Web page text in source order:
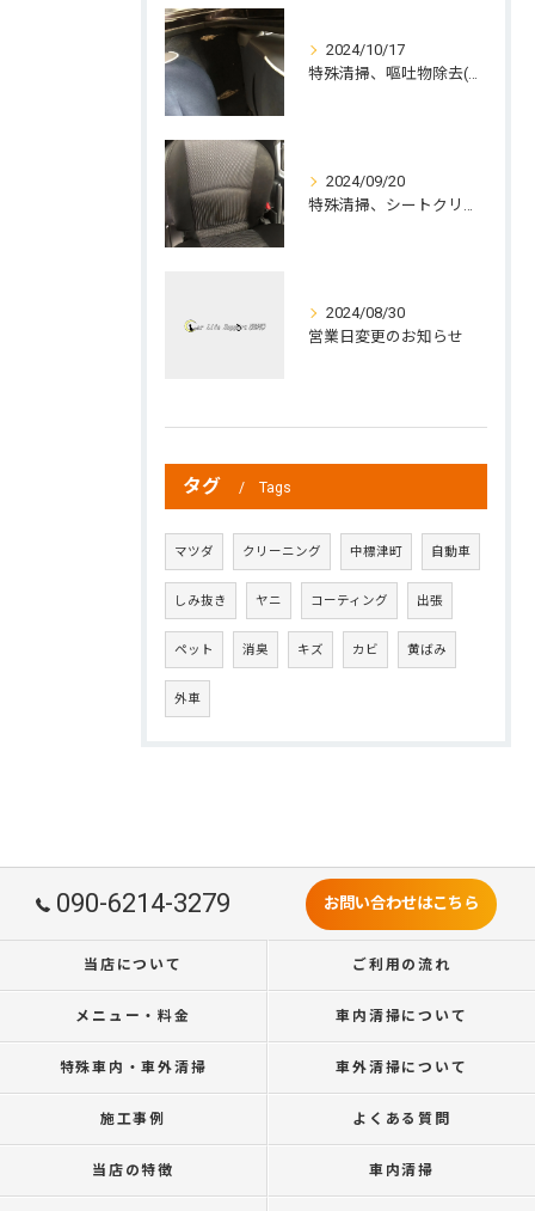
2024/10/17
2024/09/20
2024/08/30
営業日変更のお知らせ
タグ Tags
マツダ クリーニング 中標津町 自動車
しみ抜き ヤニ コーティング 出張
ペット 消臭 キズ カビ 黄ばみ
外車
090-6214-3279 お問い合わせはこちら
当店について ご利用の流れ
メニュー・料金 車内清掃について
特殊車内・車外清掃 車外清掃について
施工事例 よくある質問
当店の特徴 車内清掃